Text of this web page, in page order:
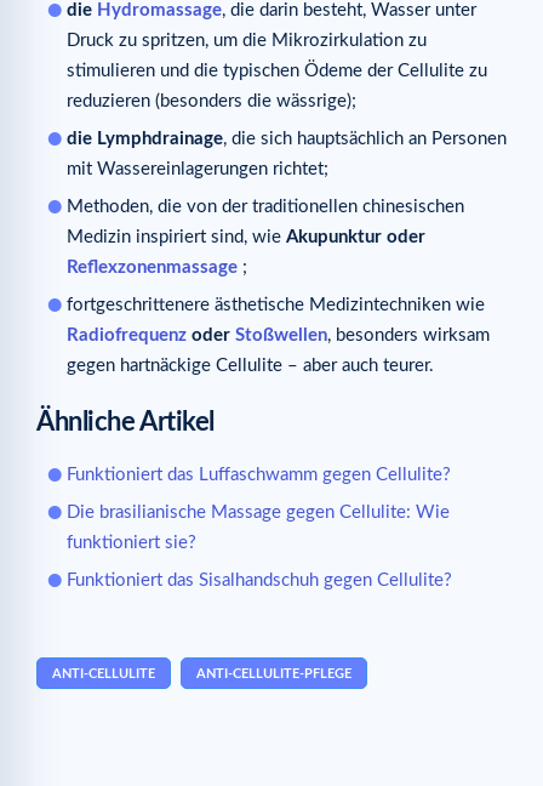
die Hydromassage, die darin besteht, Wasser unter
Druck zu spritzen, um die Mikrozirkulation zu
stimulieren und die typischen Ödeme der Cellulite zu
reduzieren (besonders die wässrige);
die Lymphdrainage, die sich hauptsächlich an Personen
mit Wassereinlagerungen richtet;
Methoden, die von der traditionellen chinesischen
Medizin inspiriert sind, wie Akupunktur oder
Reflexzonenmassage ;
fortgeschrittenere ästhetische Medizintechniken wie
Radiofrequenz oder Stoßwellen, besonders wirksam
gegen hartnäckige Cellulite – aber auch teurer.
Ähnliche Artikel
Funktioniert das Luffaschwamm gegen Cellulite?
Die brasilianische Massage gegen Cellulite: Wie
funktioniert sie?
Funktioniert das Sisalhandschuh gegen Cellulite?
ANTI-CELLULITE ANTI-CELLULITE-PFLEGE